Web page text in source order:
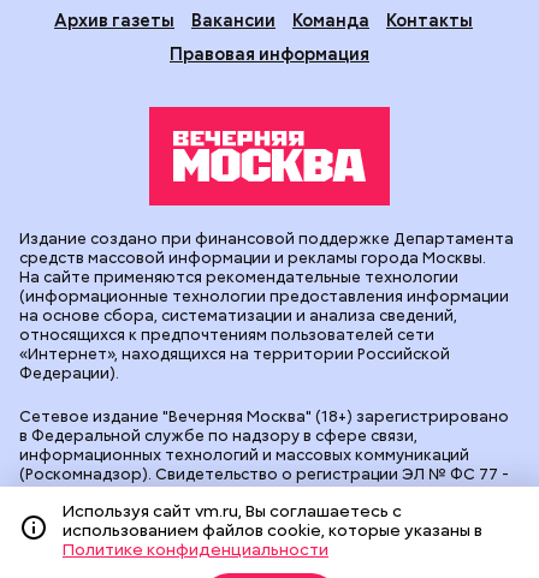
Архив газеты
Вакансии Команда
Контакты
Правовая информация
Сетевое издание "Вечерняя Москва" (18+) зарегистрировано
в Федеральной службе по надзору в сфере связи,
информационных технологий и массовых коммуникаций
(Роскомнадзор). Свидетельство о регистрации ЭЛ № ФС 77 -
90524 от 09.12.2025. Учредитель: АО "Редакция газеты
"Вечерняя Москва". Главный редакторvm.ru: Александр
Геннадьевич Глуходедов. Адрес редакции: 127015, г.Москва,
Бумажный пр-д, д. 14, стр. 2. Телефон:+7(499)557-04-24
. Почта для связи с редакцией сайта:
Издание создано при финансовой поддержке Департамента
средств массовой информации и рекламы города Москвы.
На сайте применяются рекомендательные технологии
(информационные технологии предоставления информации
на основе сбора, систематизации и анализа сведений,
относящихся к предпочтениям пользователей сети
«Интернет», находящихся на территории Российской
Федерации).
Используя сайт vm.ru, Вы соглашаетесь с
использованием файлов cookie, которые указаны в
Политике конфиденциальности